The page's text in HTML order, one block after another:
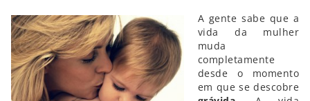
A gente sabe que a
vida da mulher
muda
completamente
desde o momento
em que se descobre